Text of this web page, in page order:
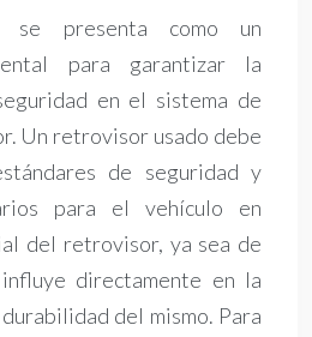
se presenta como un
para garantizar la
en el sistema de
Un retrovisor usado debe
de seguridad y
para el vehículo en
del retrovisor, ya sea de
directamente en la
del mismo. Para